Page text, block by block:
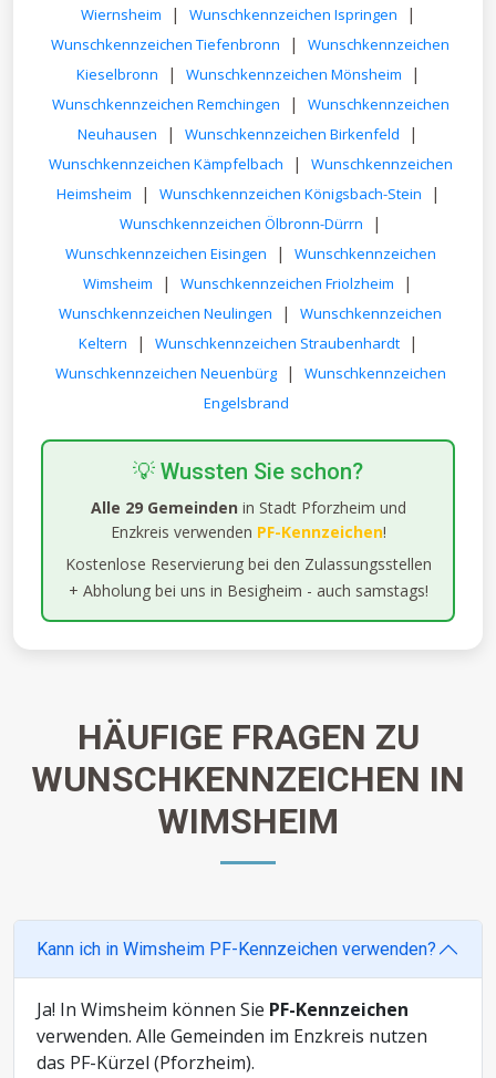
Wiernsheim
| Wunschkennzeichen Ispringen |
Wunschkennzeichen Tiefenbronn |
Wunschkennzeichen
Kieselbronn
| Wunschkennzeichen Mönsheim |
Wunschkennzeichen Remchingen |
Wunschkennzeichen
Neuhausen
| Wunschkennzeichen Birkenfeld |
Wunschkennzeichen Kämpfelbach |
Wunschkennzeichen
Heimsheim
| Wunschkennzeichen Königsbach-Stein |
Wunschkennzeichen Ölbronn-Dürrn |
Wunschkennzeichen Eisingen |
Wunschkennzeichen
Wimsheim
| Wunschkennzeichen Friolzheim |
Wunschkennzeichen Neulingen |
Wunschkennzeichen
Keltern
| Wunschkennzeichen Straubenhardt |
Wunschkennzeichen Neuenbürg |
Wunschkennzeichen
Engelsbrand
💡 Wussten Sie schon?
Alle 29 Gemeinden in Stadt Pforzheim und
Enzkreis verwenden PF-Kennzeichen!
Kostenlose Reservierung bei den Zulassungsstellen
+ Abholung bei uns in Besigheim - auch samstags!
HÄUFIGE FRAGEN ZU
WUNSCHKENNZEICHEN IN
WIMSHEIM
Kann ich in Wimsheim PF-Kennzeichen verwenden?
Ja! In Wimsheim können Sie PF-Kennzeichen
verwenden. Alle Gemeinden im Enzkreis nutzen
das PF-Kürzel (Pforzheim).